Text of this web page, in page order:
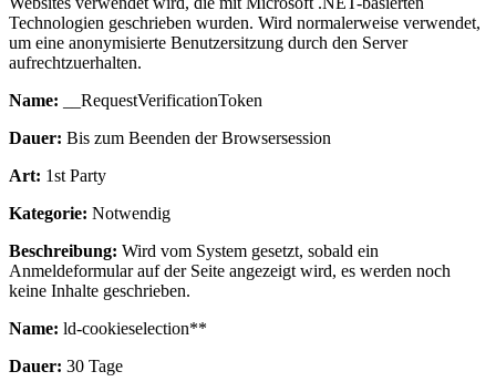
Technologien geschrieben wurden. Wird normalerweise verwendet,
um eine anonymisierte Benutzersitzung durch den Server
aufrechtzuerhalten.
Name: __RequestVerificationToken
Dauer: Bis zum Beenden der Browsersession
Art: 1st Party
Kategorie: Notwendig
Beschreibung: Wird vom System gesetzt, sobald ein
Anmeldeformular auf der Seite angezeigt wird, es werden noch
keine Inhalte geschrieben.
Name: ld-cookieselection**
Dauer: 30 Tage